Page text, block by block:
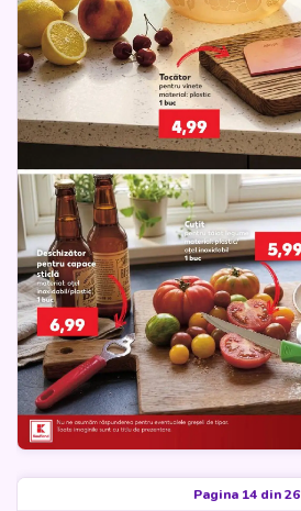
Pagina 14 din 26